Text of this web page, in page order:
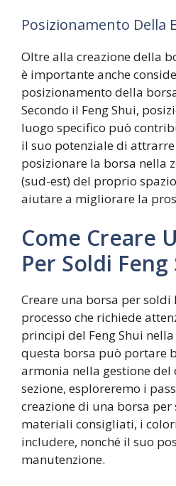
Posizionamento Della
Oltre alla creazione della
è importante anche
posizionamento della
Secondo il Feng Shui,
luogo specifico può
il suo potenziale di
posizionare la borsa nella
(sud-est) del proprio
aiutare a migliorare la
Come Creare
Per Soldi Feng
Creare una borsa per soldi
processo che richiede
principi del Feng Shui
questa borsa può portare
armonia nella gestione del
sezione, esploreremo i
creazione di una borsa per
materiali consigliati, i
includere, nonché il suo
manutenzione.